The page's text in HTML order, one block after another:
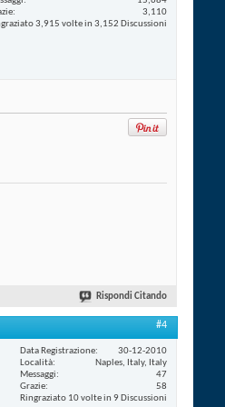
3,110
3,915 volte in 3,152 Discussioni
Rispondi Citando
#4
Data Registrazione
30-12-2010
Località
Naples, Italy, Italy
Messaggi
47
Grazie
58
Ringraziato 10 volte in 9 Discussioni